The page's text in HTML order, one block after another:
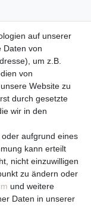
auf unserer
Daten von
um z.B.
von
Website zu
durch gesetzte
wir in den
aufgrund eines
kann erteilt
nicht einzuwilligen
zu ändern oder
und weitere
Daten in unserer